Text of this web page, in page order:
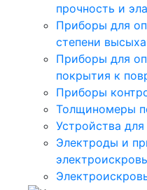
прочность и
Приборы для
степени
Приборы для
покрытия к
Приборы
Толщиномеры
Устройства
Электроды и